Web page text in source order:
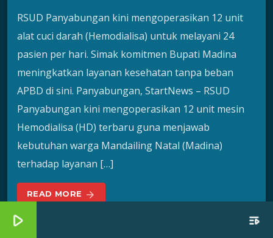
RSUD Panyabungan kini mengoperasikan 12 unit
alat cuci darah (Hemodialisa) untuk melayani 24
pasien per hari. Simak komitmen Bupati Madina
meningkatkan layanan kesehatan tanpa beban
APBD di sini. Panyabungan, StartNews – RSUD
Panyabungan kini mengoperasikan 12 unit mesin
Hemodialisa (HD) terbaru guna menjawab
kebutuhan warga Mandailing Natal (Madina)
terhadap layanan […]
READ MORE arrow_forward
play_arrow playlist_play